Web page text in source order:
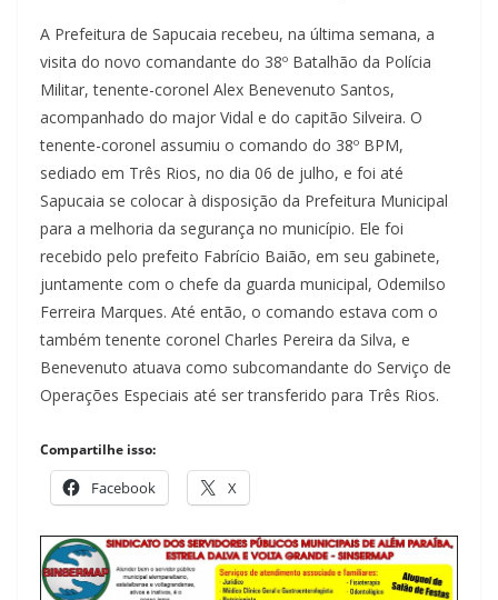
A Prefeitura de Sapucaia recebeu, na última semana, a
visita do novo comandante do 38º Batalhão da Polícia
Militar, tenente-coronel Alex Benevenuto Santos,
acompanhado do major Vidal e do capitão Silveira. O
tenente-coronel assumiu o comando do 38º BPM,
sediado em Três Rios, no dia 06 de julho, e foi até
Sapucaia se colocar à disposição da Prefeitura Municipal
para a melhoria da segurança no município. Ele foi
recebido pelo prefeito Fabrício Baião, em seu gabinete,
juntamente com o chefe da guarda municipal, Odemilso
Ferreira Marques. Até então, o comando estava com o
também tenente coronel Charles Pereira da Silva, e
Benevenuto atuava como subcomandante do Serviço de
Operações Especiais até ser transferido para Três Rios.
Compartilhe isso:
Facebook X